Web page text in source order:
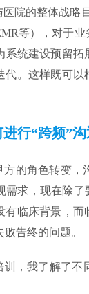
院的整体战略
等），对于
系统建设预留
代。这样既可
行“跨频”沟
方的角色转变，
需求，现在除了
有临床背景，
告终的问题。
训，我了解了不